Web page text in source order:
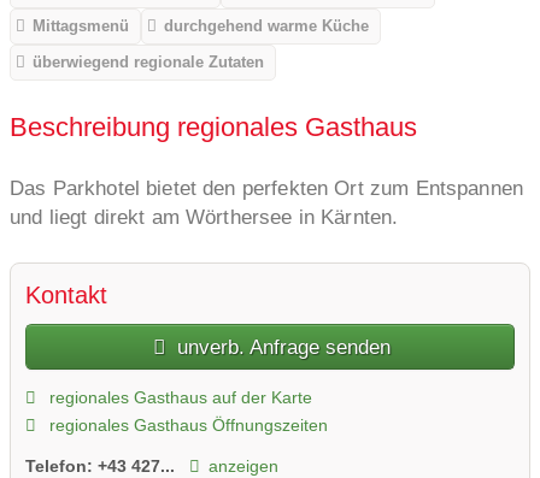
Mittagsmenü
durchgehend warme Küche
überwiegend regionale Zutaten
Beschreibung regionales Gasthaus
Das Parkhotel bietet den perfekten Ort zum Entspannen
und liegt direkt am Wörthersee in Kärnten.
Kontakt
unverb. Anfrage senden
regionales Gasthaus auf der Karte
regionales Gasthaus Öffnungszeiten
Telefon: +43 427... anzeigen